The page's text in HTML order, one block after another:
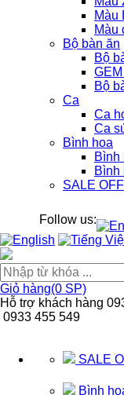
Màu
Màu
Bộ bàn ăn
Bộ
Bộ
Ca
Ca
Ca
Bình hoa
Bình
Bình
SALE OFF
Follow us:
Giỏ hàng(0 SP)
Hỗ trợ khách hàng
0933 455 549
SALE
Bình